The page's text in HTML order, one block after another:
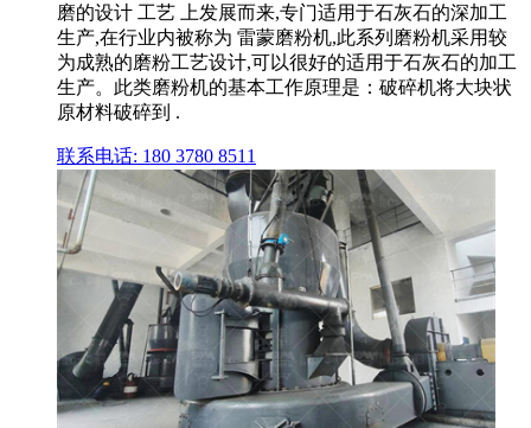
磨的设计 工艺 上发展而来,专门适用于石灰石的深加工
生产,在行业内被称为 雷蒙磨粉机,此系列磨粉机采用较
为成熟的磨粉工艺设计,可以很好的适用于石灰石的加工
生产。此类磨粉机的基本工作原理是：破碎机将大块状
原材料破碎到 .
联系电话: 180 3780 8511